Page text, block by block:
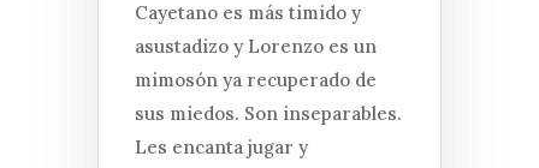
Cayetano es más timido y
asustadizo y Lorenzo es un
mimosón ya recuperado de
sus miedos. Son inseparables.
Les encanta jugar y